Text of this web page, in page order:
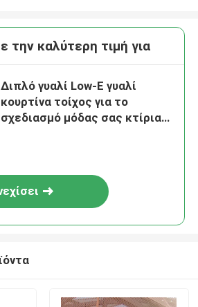
την καλύτερη τιμή για
Διπλό γυαλί Low-E γυαλί
κουρτίνα τοίχος για το
σχεδιασμό μόδας σας κτίρια